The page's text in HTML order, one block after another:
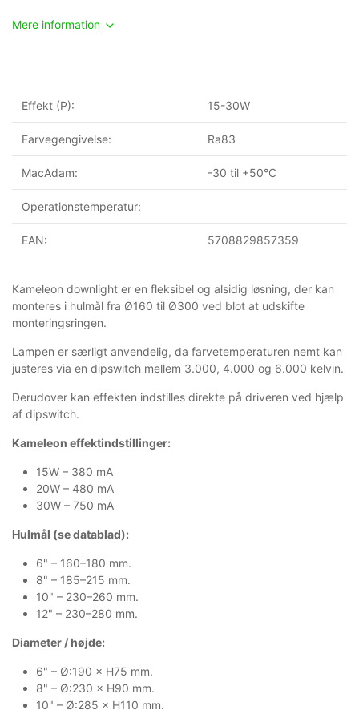
Mere information
Effekt (P): 15-30W
Farvegengivelse: Ra83
MacAdam: -30 til +50°C
Operationstemperatur:
EAN: 5708829857359
Kameleon downlight er en fleksibel og alsidig løsning, der kan
monteres i hulmål fra Ø160 til Ø300 ved blot at udskifte
monteringsringen.
Lampen er særligt anvendelig, da farvetemperaturen nemt kan
justeres via en dipswitch mellem 3.000, 4.000 og 6.000 kelvin.
Derudover kan effekten indstilles direkte på driveren ved hjælp
af dipswitch.
Kameleon effektindstillinger:
15W – 380 mA
20W – 480 mA
30W – 750 mA
Hulmål (se datablad):
6" – 160–180 mm.
8" – 185–215 mm.
10" – 230–260 mm.
12" – 230–280 mm.
Diameter / højde:
6" – Ø:190 × H75 mm.
8" – Ø:230 × H90 mm.
10" – Ø:285 × H110 mm.